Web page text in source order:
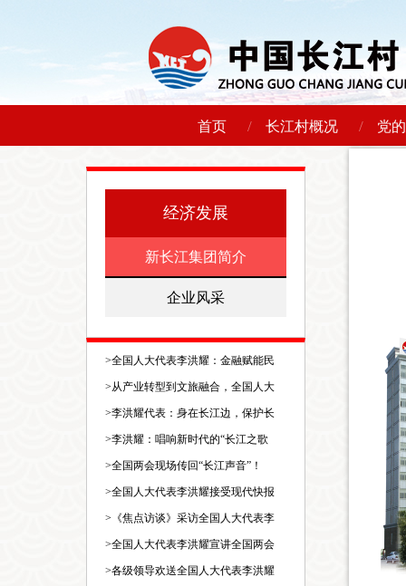
首页 / 长江村概况 / 党
经济发展
新长江集团简介
企业风采
>全国人大代表李洪耀：金融赋能民
>从产业转型到文旅融合，全国人大
>李洪耀代表：身在长江边，保护长
>李洪耀：唱响新时代的“长江之歌
>全国两会现场传回“长江声音”！
>全国人大代表李洪耀接受现代快报
> 《焦点访谈》采访全国人大代表李
>全国人大代表李洪耀宣讲全国两会
>各级领导欢送全国人大代表李洪耀